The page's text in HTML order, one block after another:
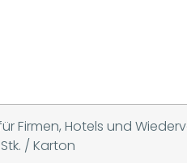
Firmen, Hotels und
/ Karton